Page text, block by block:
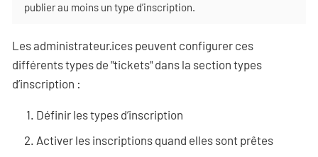
publier au moins un type d’inscription.
Les administrateur·ices peuvent configurer ces
différents types de "tickets" dans la section types
d’inscription :
Définir les types d’inscription
Activer les inscriptions quand elles sont prêtes